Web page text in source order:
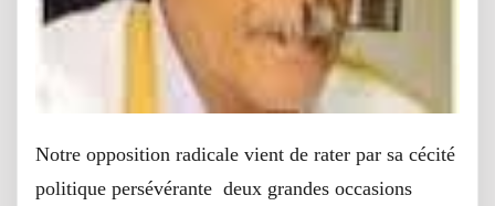
Notre opposition radicale vient de rater par sa cécité
politique persévérante deux grandes occasions